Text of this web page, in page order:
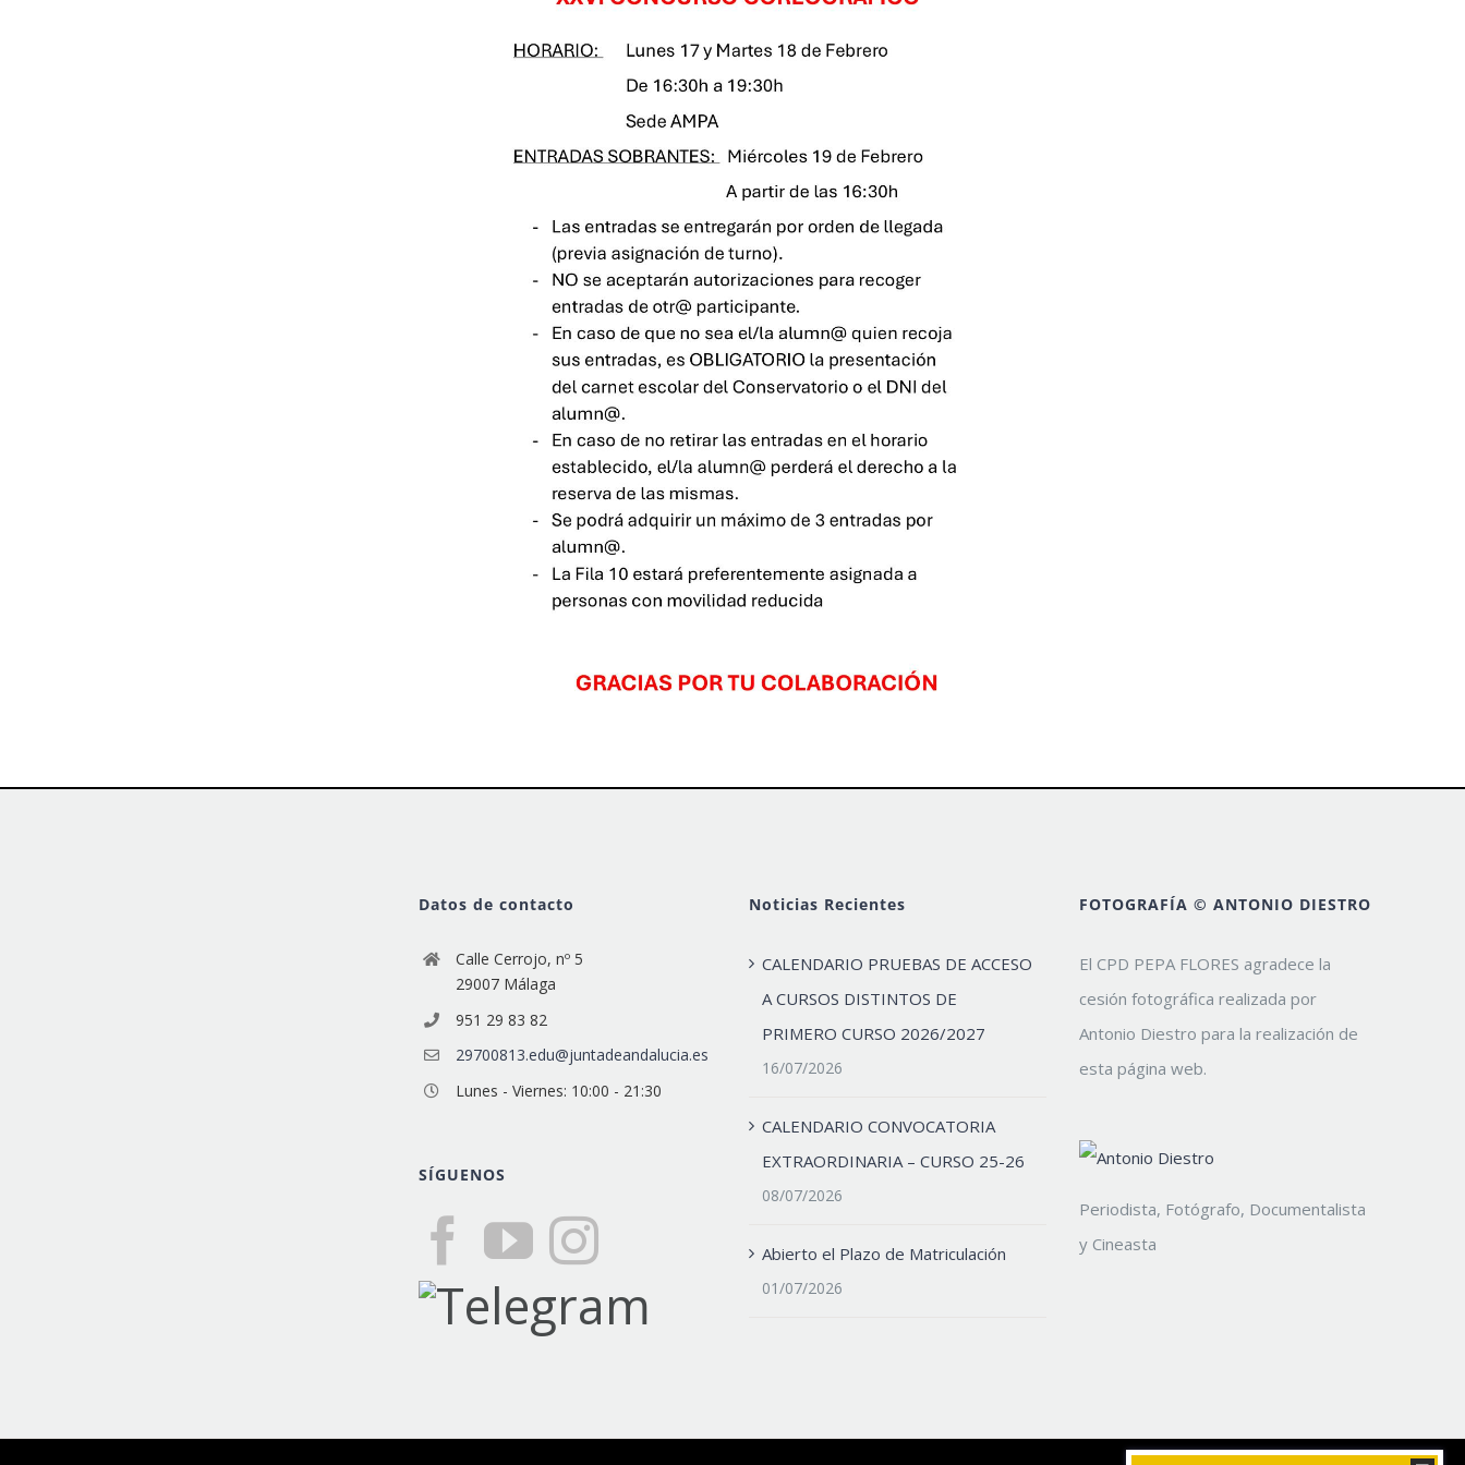
Datos de contacto
Calle Cerrojo, nº 5
29007 Málaga
951 29 83 82
29700813.edu@juntadeandalucia.es
Lunes - Viernes: 10:00 - 21:30
SÍGUENOS
Noticias Recientes
CALENDARIO PRUEBAS DE ACCESO
A CURSOS DISTINTOS DE
PRIMERO CURSO 2026/2027
16/07/2026
CALENDARIO CONVOCATORIA
EXTRAORDINARIA – CURSO 25-26
08/07/2026
Abierto el Plazo de Matriculación
01/07/2026
FOTOGRAFÍA © ANTONIO DIESTRO
El CPD PEPA FLORES agradece la
cesión fotográfica realizada por
Antonio Diestro para la realización de
esta página web.
Periodista, Fotógrafo, Documentalista
y Cineasta